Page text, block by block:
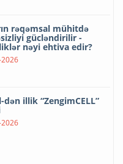
rəqəmsal mühitdə
gücləndirilir -
nəyi ehtiva edir?
dən illik “ZengimCELL”